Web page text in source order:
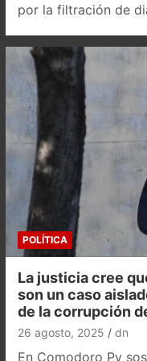
por la filtración de
POLÍTICA
La justicia cree
son un caso
de la corrupción
26 agosto, 2025 dn
En Comodoro Py